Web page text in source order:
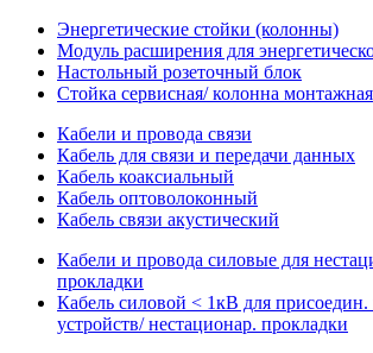
Энергетические стойки (колонны)
Модуль расширения для
Настольный розеточный блок
Стойка сервисная/ колонна монтажная
Кабели и провода связи
Кабель для связи и передачи данных
Кабель коаксиальный
Кабель оптоволоконный
Кабель связи акустический
Кабели и провода силовые для
прокладки
Кабель силовой < 1кВ для
устройств/ нестационар. прокладки